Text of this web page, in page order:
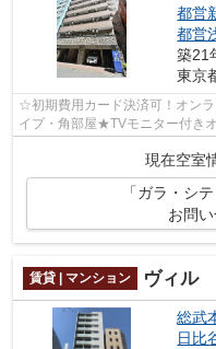
都営
都営
築21
東京
☆初期費用カード決済可！オン
イプ・角部屋★TVモニター付き
現在空室
「ガラ・シ
お問
賃貸 | マンション ヴィル
総武
日比